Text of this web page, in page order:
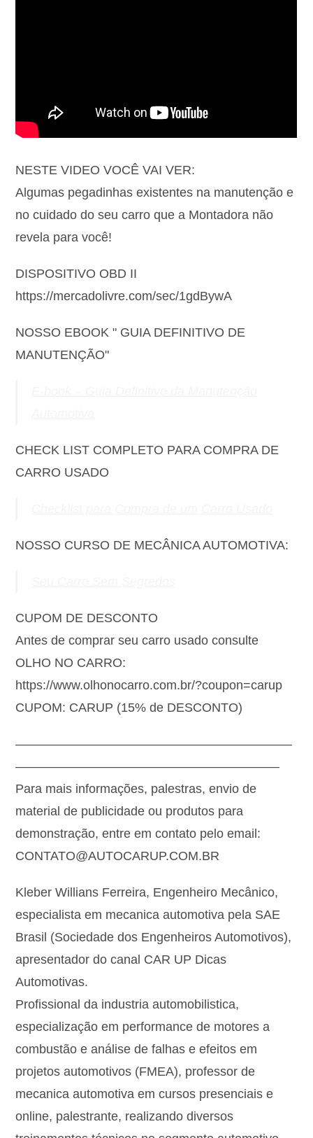
NESTE VIDEO VOCÊ VAI VER:
Algumas pegadinhas existentes na manutenção e
no cuidado do seu carro que a Montadora não
revela para você!
DISPOSITIVO OBD II
https://mercadolivre.com/sec/1gdBywA
NOSSO EBOOK " GUIA DEFINITIVO DE
MANUTENÇÃO"
CHECK LIST COMPLETO PARA COMPRA DE
CARRO USADO
NOSSO CURSO DE MECÂNICA AUTOMOTIVA:
CUPOM DE DESCONTO
Antes de comprar seu carro usado consulte
OLHO NO CARRO:
https://www.olhonocarro.com.br/?coupon=carup
CUPOM: CARUP (15% de DESCONTO)
——————————————————————
—————————————————————
Para mais informações, palestras, envio de
material de publicidade ou produtos para
demonstração, entre em contato pelo email:
CONTATO@AUTOCARUP.COM.BR
Kleber Willians Ferreira, Engenheiro Mecânico,
especialista em mecanica automotiva pela SAE
Brasil (Sociedade dos Engenheiros Automotivos),
apresentador do canal CAR UP Dicas
Automotivas.
Profissional da industria automobilistica,
especialização em performance de motores a
combustão e análise de falhas e efeitos em
projetos automotivos (FMEA), professor de
mecanica automotiva em cursos presenciais e
online, palestrante, realizando diversos